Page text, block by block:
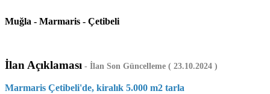
Muğla - Marmaris - Çetibeli
İlan Açıklaması - İlan Son Güncelleme ( 23.10.2024 )
Marmaris Çetibeli'de, kiralık 5.000 m2 tarla